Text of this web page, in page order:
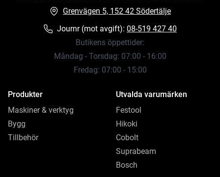
Grenvägen 5, 152 42 Södertälje
Journr (mot avgift): 08-519 427 40
Butikens öppettider:
Måndag - Torsdag: 07:00 - 16:00
Fredag: 07:00 - 15:00
Produkter
Maskiner & verktyg
Bygg
Tillbehör
Utvalda varumärken
Festool
Hikoki
Cobolt
Suprabeam
Bosch